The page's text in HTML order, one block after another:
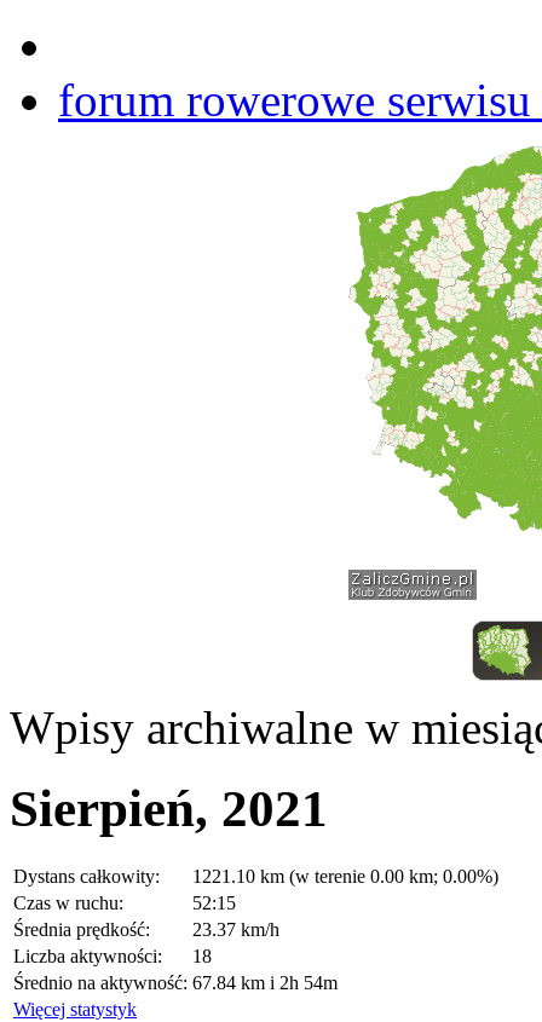
forum rowerowe
Wpisy archiwalne w
Sierpień, 2021
Dystans całkowity:
1221.10 km (w terenie 0.00 km; 0.00%)
Czas w ruchu:
52:15
Średnia prędkość:
23.37 km/h
Liczba aktywności:
18
Średnio na aktywność: 67.84 km i 2h 54m
Więcej statystyk